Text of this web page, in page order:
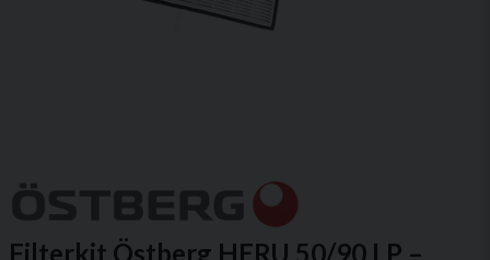
Filterkit Östberg HERU 50/90 LP –